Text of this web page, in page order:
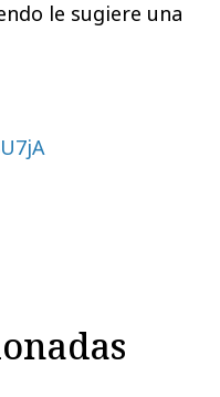
le sugiere una